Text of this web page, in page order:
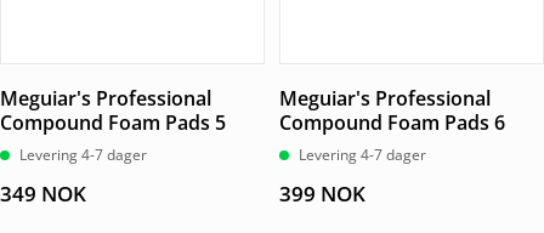
Meguiar's Professional
Compound Foam Pads 5
Levering 4-7 dager
349 NOK
Meguiar's Professional
Compound Foam Pads 6
Levering 4-7 dager
399 NOK